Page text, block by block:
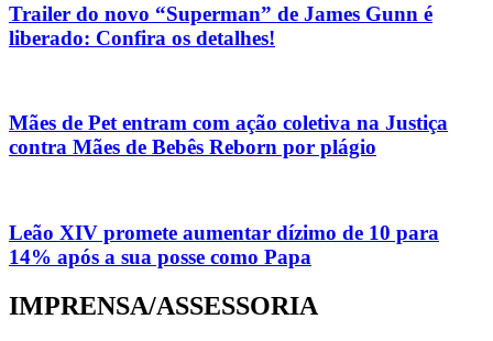
Trailer do novo “Superman” de James Gunn é
liberado: Confira os detalhes!
Mães de Pet entram com ação coletiva na Justiça
contra Mães de Bebês Reborn por plágio
Leão XIV promete aumentar dízimo de 10 para
14% após a sua posse como Papa
IMPRENSA/ASSESSORIA